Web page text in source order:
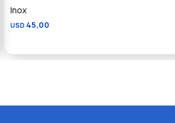
Inox
USD 45,00